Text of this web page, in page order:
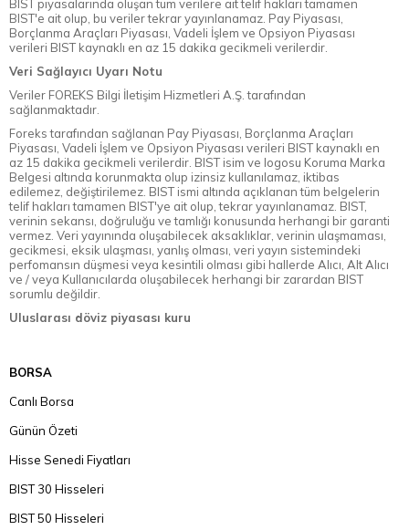
BIST piyasalarında oluşan tüm verilere ait telif hakları tamamen
BIST'e ait olup, bu veriler tekrar yayınlanamaz. Pay Piyasası,
Borçlanma Araçları Piyasası, Vadeli İşlem ve Opsiyon Piyasası
verileri BIST kaynaklı en az 15 dakika gecikmeli verilerdir.
Veri Sağlayıcı Uyarı Notu
Veriler FOREKS Bilgi İletişim Hizmetleri A.Ş. tarafından
sağlanmaktadır.
Foreks tarafından sağlanan Pay Piyasası, Borçlanma Araçları
Piyasası, Vadeli İşlem ve Opsiyon Piyasası verileri BIST kaynaklı en
az 15 dakika gecikmeli verilerdir. BIST isim ve logosu Koruma Marka
Belgesi altında korunmakta olup izinsiz kullanılamaz, iktibas
edilemez, değiştirilemez. BIST ismi altında açıklanan tüm belgelerin
telif hakları tamamen BIST'ye ait olup, tekrar yayınlanamaz. BIST,
verinin sekansı, doğruluğu ve tamlığı konusunda herhangi bir garanti
vermez. Veri yayınında oluşabilecek aksaklıklar, verinin ulaşmaması,
gecikmesi, eksik ulaşması, yanlış olması, veri yayın sistemindeki
perfomansın düşmesi veya kesintili olması gibi hallerde Alıcı, Alt Alıcı
ve / veya Kullanıcılarda oluşabilecek herhangi bir zarardan BIST
sorumlu değildir.
Uluslarası döviz piyasası kuru
BORSA
Canlı Borsa
Günün Özeti
Hisse Senedi Fiyatları
BIST 30 Hisseleri
BIST 50 Hisseleri